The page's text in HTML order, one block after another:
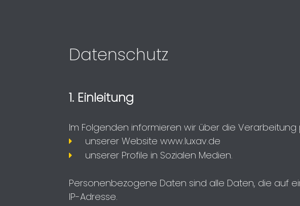
Datenschutz
1. Einleitung
Im Folgenden informieren wir über die
unserer Website www.luxav.de
unserer Profile in Sozialen Medien.
Personenbezogene Daten sind alle Daten, die auf
IP-Adresse.